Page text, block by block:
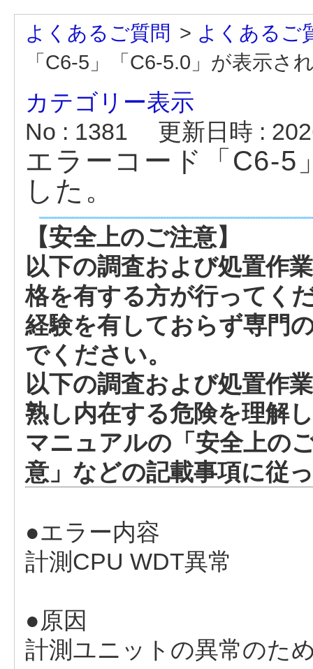
よくあるご質問 > よくあるご
「C6-5」「C6-5.0」が表示さ
カテゴリー表示
No : 1381
更新日時 :
エラーコード「C6-5
した。
【安全上のご注意】
以下の調査および処置作
格を有する方が行ってく
経験を有しておらず専門
でください。
以下の調査および処置作
熟し内在する危険を理解
マニュアルの「安全上の
意」などの記載事項に従
●エラー内容
計測CPU WDT異常
●原因
計測ユニットの異常のた